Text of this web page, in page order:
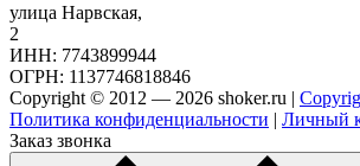
улица Нарвская,
2
ИНН: 7743899944
ОГРН: 1137746818846
Copyright © 2012 — 2026 shoker.ru |
Политика конфиденциальности | Личный
Заказ звонка